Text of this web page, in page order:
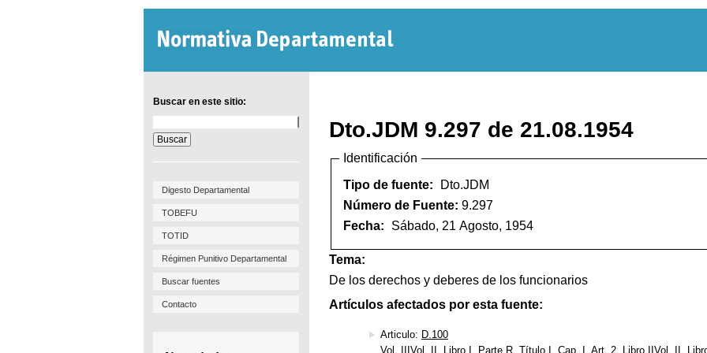
Buscar en este sitio:
en
este
sitio:
Digesto Departamental
TOBEFU
TOTID
Régimen Punitivo Departamental
Buscar fuentes
Contacto
Dto.JDM 9.297 de 21.08.1954
Identificación
Tipo de fuente:
Dto.JDM
Número de Fuente: 9.297
Fecha:
Sábado, 21 Agosto, 1954
Tema:
De los derechos y deberes de los funcionarios
Artículos afectados por esta fuente:
Articulo: D.100
Vol. IIIVol. II, Libro I, Parte R, Título I, Cap. I, Art. 2, Libro IIVol. II,